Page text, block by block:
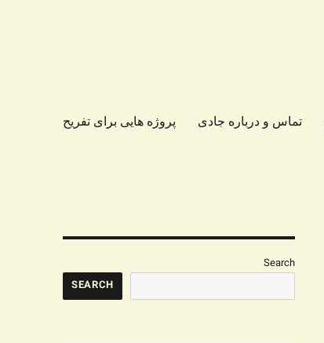
تماس و درباره جادی پروژه هایی برای تفریح
Search
SEARCH